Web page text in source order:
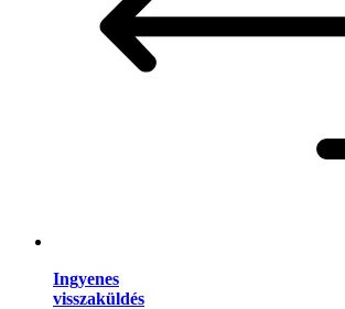
Ingyenes
visszaküldés